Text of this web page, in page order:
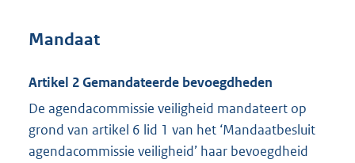
Mandaat
Artikel 2 Gemandateerde bevoegdheden
De agendacommissie veiligheid mandateert op
grond van artikel 6 lid 1 van het ‘Mandaatbesluit
agendacommissie veiligheid’ haar bevoegdheid